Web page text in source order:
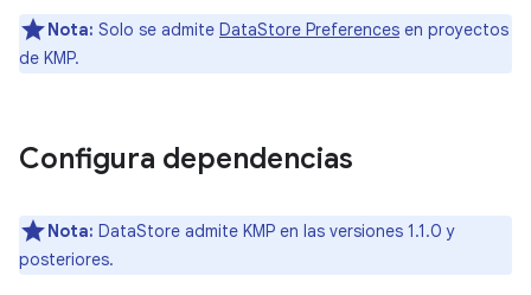
Nota: Solo se admite DataStore Preferences en proyectos
de KMP.
Configura dependencias
Nota: DataStore admite KMP en las versiones 1.1.0 y
posteriores.